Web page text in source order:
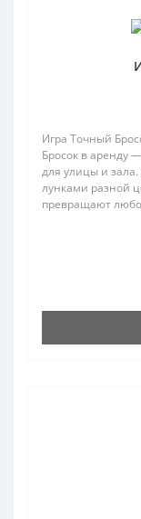
Игра Точный
Бросок в аренду
для улицы и
лунками разной
превращают